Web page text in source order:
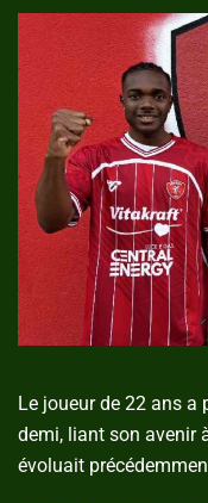
Le joueur de 22 ans a
demi, liant son avenir
évoluait